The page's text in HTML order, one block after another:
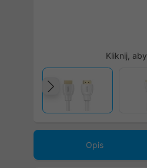
Kliknij,
Poprzedni
Opis